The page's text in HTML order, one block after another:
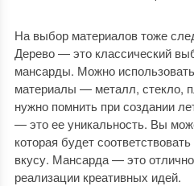
На выбор материалов тоже
Дерево — это классический
мансарды. Можно
материалы — металл, стекло,
нужно помнить при создании
— это ее уникальность. Вы
которая будет
вкусу. Мансарда — это
реализации креативных идей.